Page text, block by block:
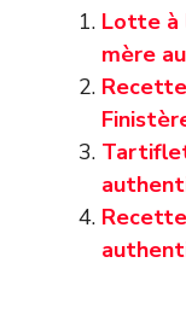
Lotte à
mère